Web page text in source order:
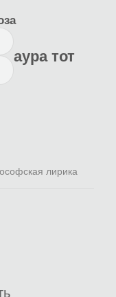
аура тот
лирика